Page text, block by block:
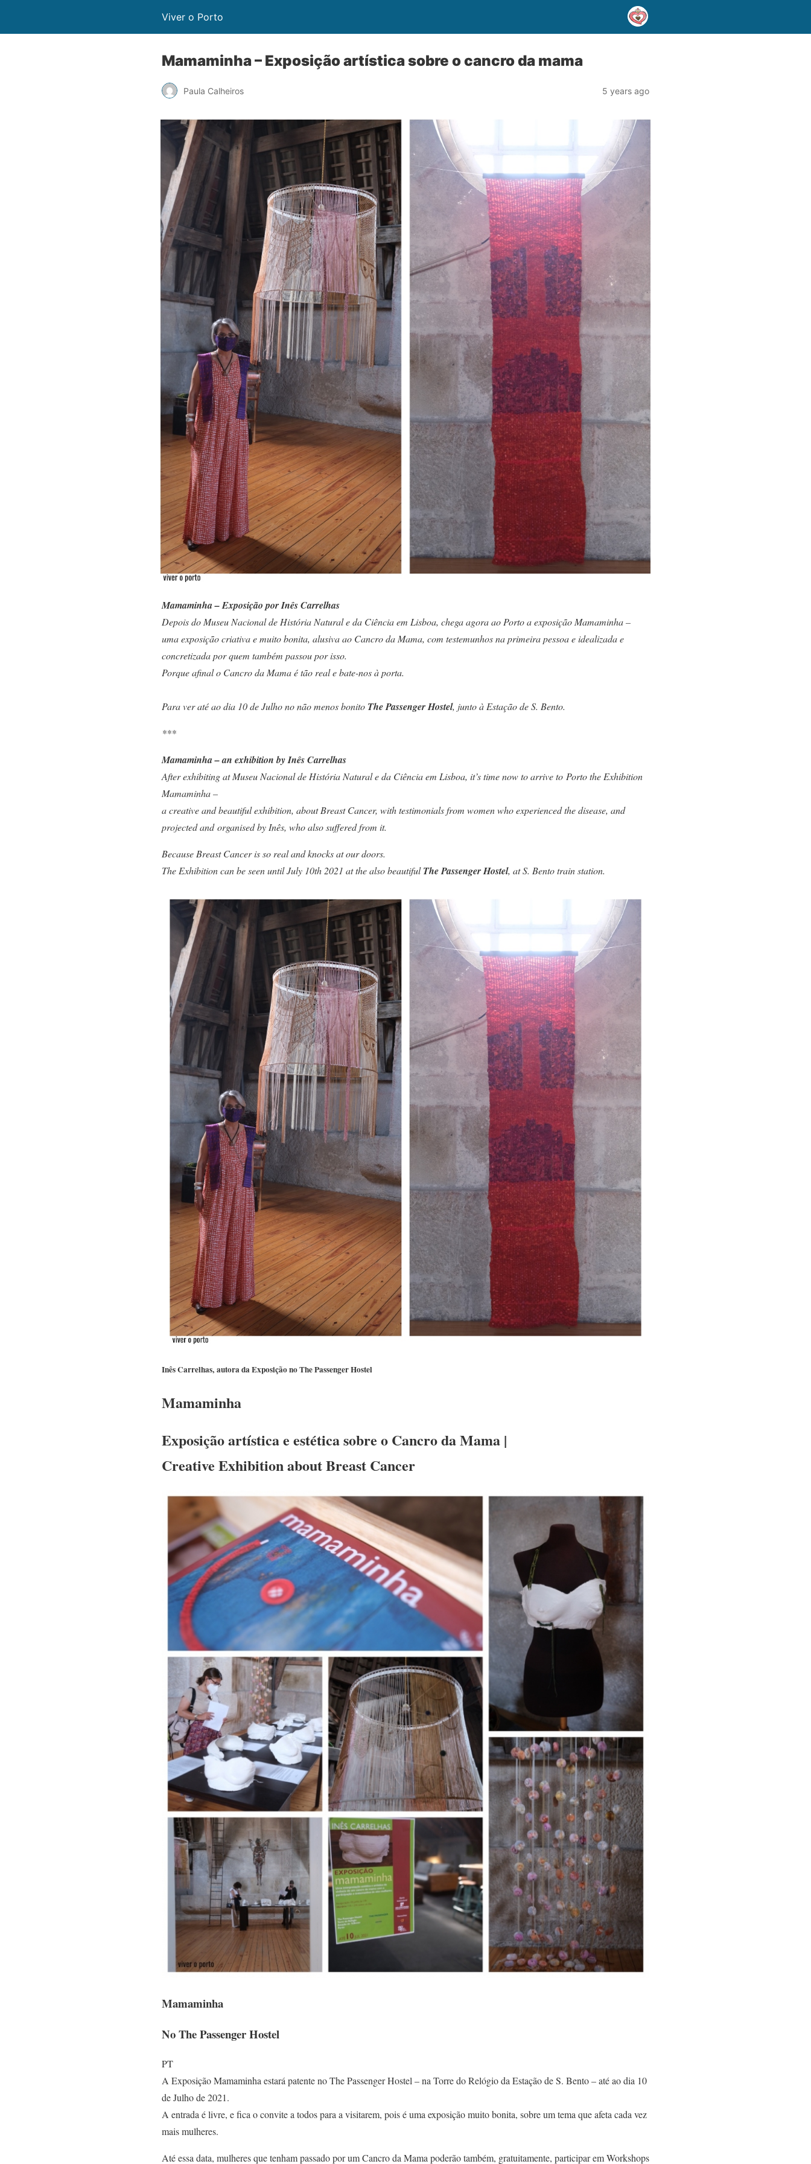
Viver o Porto
Mamaminha – Exposição artística sobre o cancro da mama
Paula Calheiros 5 years ago
Mamaminha – Exposição por Inês Carrelhas
Depois do Museu Nacional de História Natural e da Ciência em Lisboa, chega agora ao Porto a exposição Mamaminha –
uma exposição criativa e muito bonita, alusiva ao Cancro da Mama, com testemunhos na primeira pessoa e idealizada e
concretizada por quem também passou por isso.
Porque afinal o Cancro da Mama é tão real e bate-nos à porta.
Para ver até ao dia 10 de Julho no não menos bonito The Passenger Hostel, junto à Estação de S. Bento.
***
Mamaminha – an exhibition by Inês Carrelhas
After exhibiting at Museu Nacional de História Natural e da Ciência em Lisboa, it’s time now to arrive to Porto the Exhibition
Mamaminha –
a creative and beautiful exhibition, about Breast Cancer, with testimonials from women who experienced the disease, and
projected and organised by Inês, who also suffered from it.
Because Breast Cancer is so real and knocks at our doors.
The Exhibition can be seen until July 10th 2021 at the also beautifulThe Passenger Hostel, at S. Bento train station.
Inês Carrelhas, autora da Exposição no The Passenger Hostel
Mamaminha
Exposição artística e estética sobre o Cancro da Mama |
Creative Exhibition about Breast Cancer
Mamaminha
No The Passenger Hostel
PT
A Exposição Mamaminha estará patente no The Passenger Hostel – na Torre do Relógio da Estação de S. Bento – até ao dia 10
de Julho de 2021.
A entrada é livre, e fica o convite a todos para a visitarem, pois é uma exposição muito bonita, sobre um tema que afeta cada vez
mais mulheres.
Até essa data, mulheres que tenham passado por um Cancro da Mama poderão também, gratuitamente, participar em Workshops